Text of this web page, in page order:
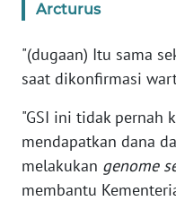
Arcturus
"(dugaan) Itu sama
saat dikonfirmasi
"GSI ini tidak pernah
mendapatkan dana
melakukan genome
membantu
MEDIA
SIBER
REDAKSI
KARIR